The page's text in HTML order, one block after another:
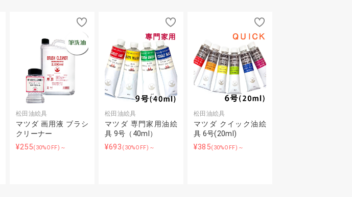
松田油絵具
マツダ 画用液 ブラシ
クリーナー
¥255(30%OFF)～
松田油絵具
マツダ 専門家用油絵
具 9号（40ml）
¥693 (30%OFF)～
松田油絵具
マツダ クイック油絵
具 6号(20ml)
¥385(30%OFF)～